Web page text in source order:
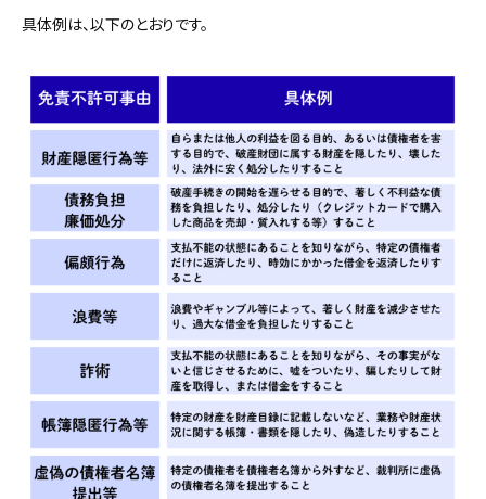
具体例は、以下のとおりです。